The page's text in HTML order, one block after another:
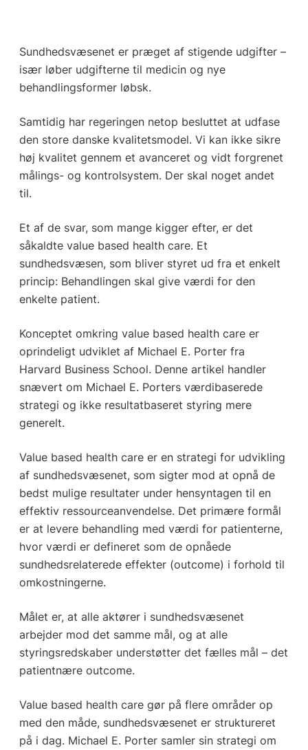
Sundhedsvæsenet er præget af stigende udgifter –
især løber udgifterne til medicin og nye
behandlingsformer løbsk.
Samtidig har regeringen netop besluttet at udfase
den store danske kvalitetsmodel. Vi kan ikke sikre
høj kvalitet gennem et avanceret og vidt forgrenet
målings- og kontrolsystem. Der skal noget andet
til.
Et af de svar, som mange kigger efter, er det
såkaldte value based health care. Et
sundhedsvæsen, som bliver styret ud fra et enkelt
princip: Behandlingen skal give værdi for den
enkelte patient.
Konceptet omkring value based health care er
oprindeligt udviklet af Michael E. Porter fra
Harvard Business School. Denne artikel handler
snævert om Michael E. Porters værdibaserede
strategi og ikke resultatbaseret styring mere
generelt.
Value based health care er en strategi for udvikling
af sundhedsvæsenet, som sigter mod at opnå de
bedst mulige resultater under hensyntagen til en
effektiv ressourceanvendelse. Det primære formål
er at levere behandling med værdi for patienterne,
hvor værdi er defineret som de opnåede
sundhedsrelaterede effekter (outcome) i forhold til
omkostningerne.
Målet er, at alle aktører i sundhedsvæsenet
arbejder mod det samme mål, og at alle
styringsredskaber understøtter det fælles mål – det
patientnære outcome.
Value based health care gør på flere områder op
med den måde, sundhedsvæsenet er struktureret
på i dag. Michael E. Porter samler sin strategi om